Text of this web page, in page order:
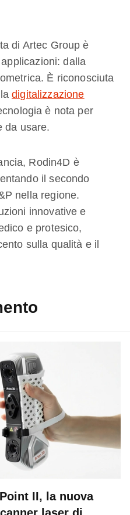
di Artec Group è
dalla
È riconosciuta
digitalizzazione
è nota per
da usare.
Rodin4D è
il secondo
nella regione.
innovative e
e protesico,
sulla qualità e il
II, la nuova